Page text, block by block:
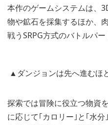
本作のゲームシステムは、
物や鉱石を採集するほか、
戦うSRPG方式のバトルパー
▲ダンジョンは先へ進むほ
探索では冒険に役立つ物資
に応じて｢カロリー｣と｢水